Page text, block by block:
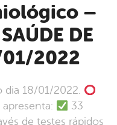
DE
01/2022
dia 18/01/2022.
33
de testes rápidos